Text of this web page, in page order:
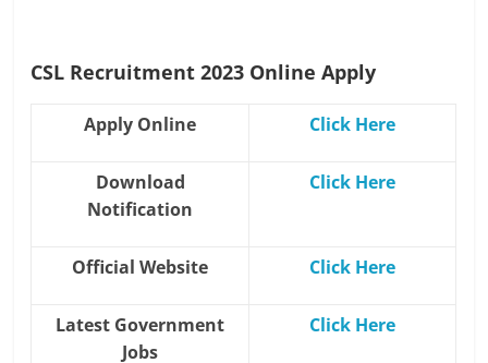
CSL Recruitment 2023 Online Apply
Apply Online Click Here
Download
Notification
Click Here
Official Website Click Here
Latest Government
Jobs
Click Here